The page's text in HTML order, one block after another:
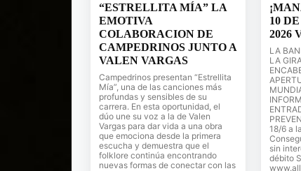
“ESTRELLITA MÍA” LA
EMOTIVA
COLABORACION DE
CAMPEDRINOS JUNTO A
VALEN VARGAS
Campedrinos presentan “Estrellita
Mía”, una de las canciones más
profundas y sensibles de su
carrera. En esta oportunidad, el
dúo une su voz a la de Valen
Vargas para dar vida a una obra
que emociona desde la primera
escucha y demuestra que el
folklore continúa encontrando
nuevas formas de conectar con las
10
2026
LA
LA
18/6 a
sin
débito